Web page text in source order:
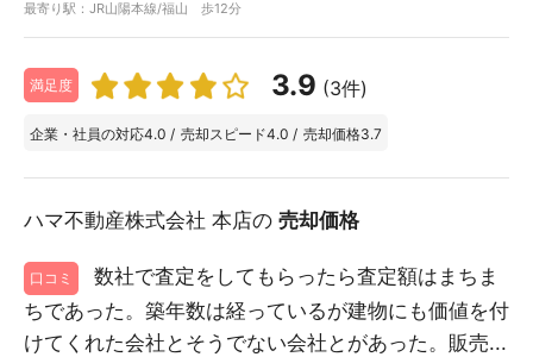
最寄り駅：JR山陽本線/福山 歩12分
満足度 3.9 (3件)
企業・社員の対応4.0 / 売却スピード4.0 / 売却価格3.7
ハマ不動産株式会社 本店の 売却価格
口コミ
数社で査定をしてもらったら査定額はまちま
ちであった。築年数は経っているが建物にも価値を付
けてくれた会社とそうでない会社とがあった。販売...